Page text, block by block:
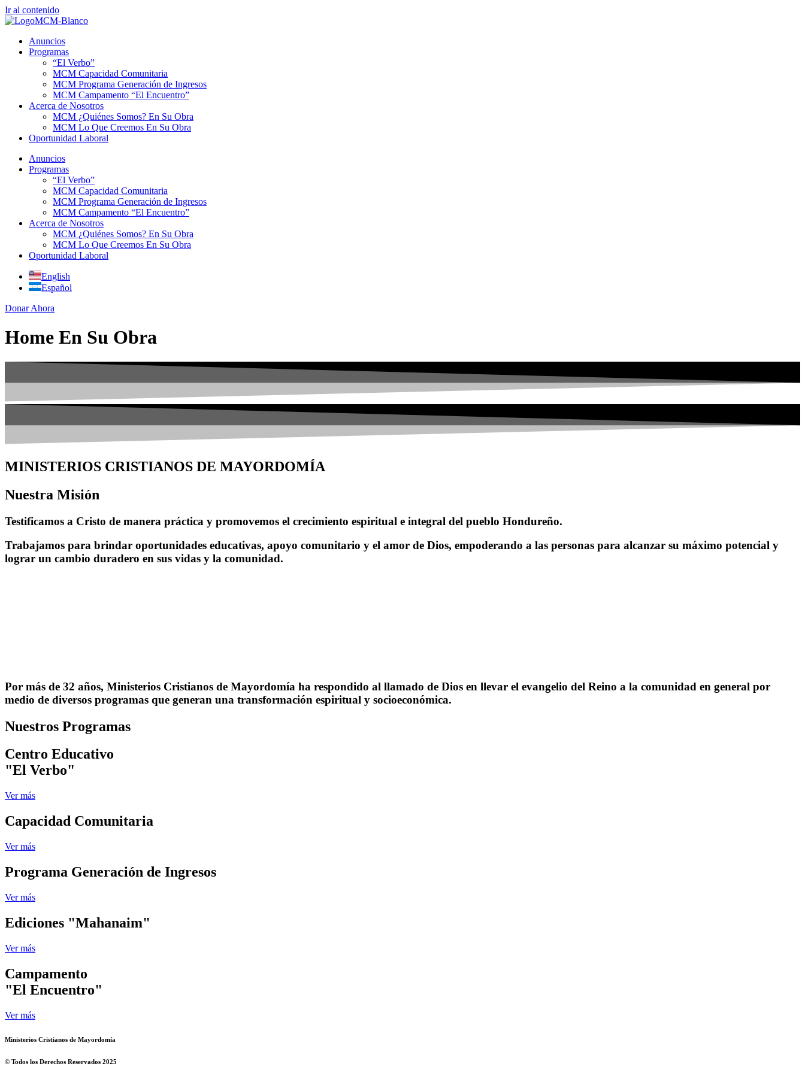
Ir al contenido
Anuncios
Programas
“El Verbo”
MCM Capacidad Comunitaria
MCM Programa Generación de Ingresos
MCM Campamento “El Encuentro”
Acerca de Nosotros
MCM ¿Quiénes Somos? En Su Obra
MCM Lo Que Creemos En Su Obra
Oportunidad Laboral
Anuncios
Programas
“El Verbo”
MCM Capacidad Comunitaria
MCM Programa Generación de Ingresos
MCM Campamento “El Encuentro”
Acerca de Nosotros
MCM ¿Quiénes Somos? En Su Obra
MCM Lo Que Creemos En Su Obra
Oportunidad Laboral
English
Español
Donar Ahora
Home En Su Obra
MINISTERIOS CRISTIANOS DE MAYORDOMÍA
Nuestra Misión
Testificamos a Cristo de manera práctica y promovemos el crecimiento espiritual e integral del pueblo Hondureño.
Trabajamos para brindar oportunidades educativas, apoyo comunitario y el amor de Dios, empoderando a las personas para alcanzar su máximo potencial y
lograr un cambio duradero en sus vidas y la comunidad.
Por más de 32 años, Ministerios Cristianos de Mayordomía ha respondido al llamado de Dios en llevar el evangelio del Reino a la comunidad en general por
medio de diversos programas que generan una transformación espiritual y socioeconómica.
Nuestros Programas
Centro Educativo
"El Verbo"
Ver más
Capacidad Comunitaria
Ver más
Programa Generación de Ingresos
Ver más
Ediciones "Mahanaim"
Ver más
Campamento
"El Encuentro"
Ver más
Ministerios Cristianos de Mayordomía
© Todos los Derechos Reservados 2025